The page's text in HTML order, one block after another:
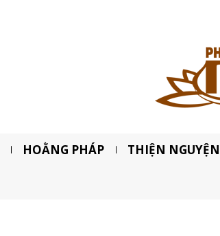
HOẰNG PHÁP THIỆN NGUYỆN